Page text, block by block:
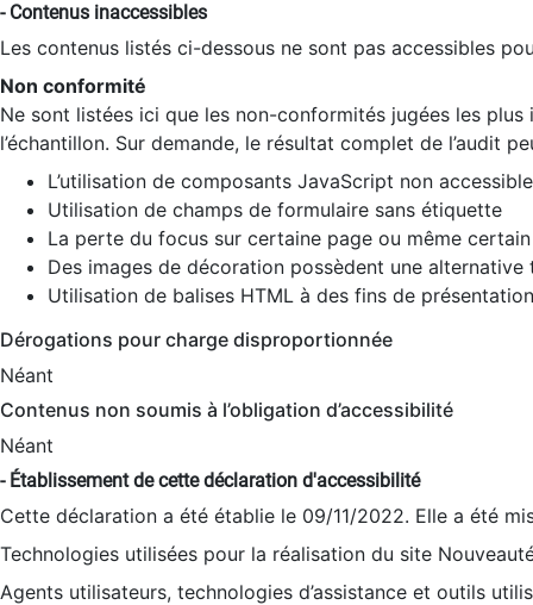
- Contenus inaccessibles
Les contenus listés ci-dessous ne sont pas accessibles
Non conformité
Ne sont listées ici que les non-conformités jugées les
l’échantillon. Sur demande, le résultat complet de l’audit
L’utilisation de composants JavaScript non
Utilisation de champs de formulaire sans étiquette
La perte du focus sur certaine page ou même
Des images de décoration possèdent une alternative
Utilisation de balises HTML à des fins de
Dérogations pour charge disproportionnée
Néant
Contenus non soumis à l’obligation d’accessibilité
Néant
- Établissement de cette déclaration d'accessibilité
Cette déclaration a été établie le 09/11/2022. Elle a été
Technologies utilisées pour la réalisation du site
Agents utilisateurs, technologies d’assistance et outils